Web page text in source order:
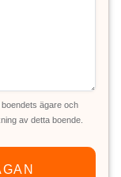
ägare och
av detta boende.